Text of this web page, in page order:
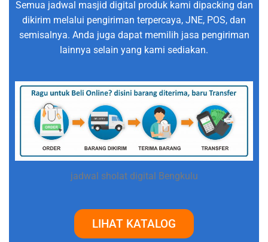
Semua jadwal masjid digital produk kami dipacking dan
dikirim melalui pengiriman terpercaya, JNE, POS, dan
semisalnya. Anda juga dapat memilih jasa pengiriman
lainnya selain yang kami sediakan.
jadwal sholat digital Bengkulu
LIHAT KATALOG